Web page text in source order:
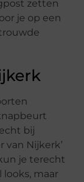
zetten
je op een
bij
van Nijkerk’
je terecht
looks, maar